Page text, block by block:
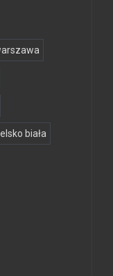
biała